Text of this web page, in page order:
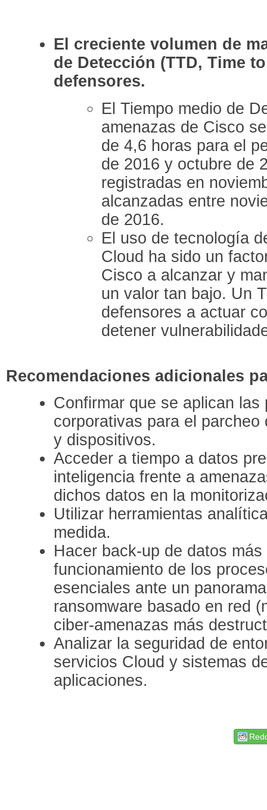
El creciente volumen de
de Detección (TTD, Time
defensores.
El Tiempo medio de
amenazas de Cisco
de 4,6 horas para el
de 2016 y octubre de
registradas en
alcanzadas entre
de 2016.
El uso de tecnología
Cloud ha sido un
Cisco a alcanzar y
un valor tan bajo. Un
defensores a actuar
detener
Recomendaciones adicionales
Confirmar que se aplican
corporativas para el
y dispositivos.
Acceder a tiempo a datos
inteligencia frente a
dichos datos en la
Utilizar herramientas
medida.
Hacer back-up de datos
funcionamiento de los
esenciales ante un
ransomware basado en red
ciber-amenazas más
Analizar la seguridad de
servicios Cloud y sistemas
aplicaciones.